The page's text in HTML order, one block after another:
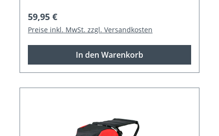
Regulärer Preis:
59,95 €
Preise inkl. MwSt. zzgl. Versandkosten
In den Warenkorb